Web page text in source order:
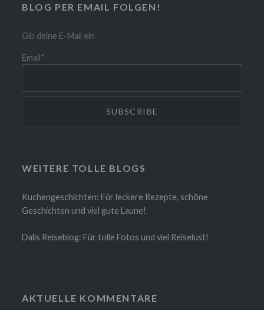
BLOG PER EMAIL FOLGEN!
Gib deine E-Mail ein
Email*
WEITERE TOLLE BLOGS
Kuchengeschichten: Für leckere Rezepte, schöne
Geschichten und viel gute Laune!
Dalis Reiseblog: Für tolle Fotos und viel Reiselust!
AKTUELLE KOMMENTARE